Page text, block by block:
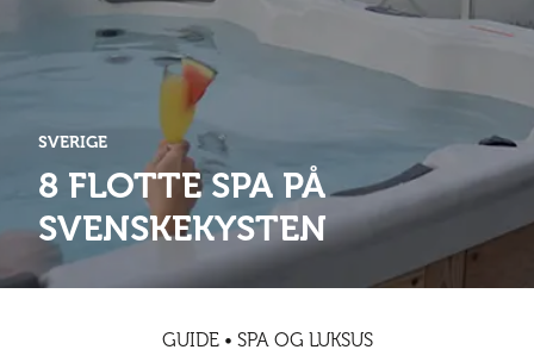
Kultur
Nyheter
Safari
Sør-Amerika
Abonnementsfordeler
Våre vilkår og personvernpolicy
Annonsere
Kontakt
Abonnementsfordeler
Digitalutgaver
Nyheter Safari
Spa og luksus
Trender Vinter
Kontakt
SVERIGE
8 FLOTTE SPA PÅ
SVENSKEKYSTEN
GUIDE • SPA OG LUKSUS